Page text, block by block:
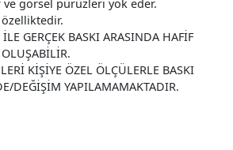
ve görsel pürüzleri yok eder.
GERÇEK BASKI ARASINDA HAFİF
KİŞİYE ÖZEL ÖLÇÜLERLE BASKI
DEĞİŞİM YAPILAMAMAKTADIR.